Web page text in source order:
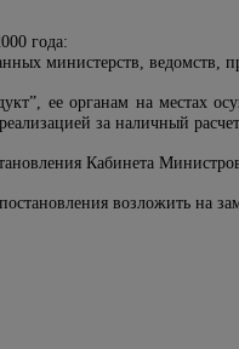
года:
министерств,
ее органам на местах
за наличный
Кабинета
возложить на